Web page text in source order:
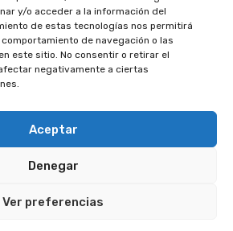
y/o acceder a la información del
de estas tecnologías nos permitirá
de navegación o las
este sitio. No consentir o retirar el
negativamente a ciertas
Aceptar
Denegar
Ver preferencias
Almería
— Todos los derechos reservados.